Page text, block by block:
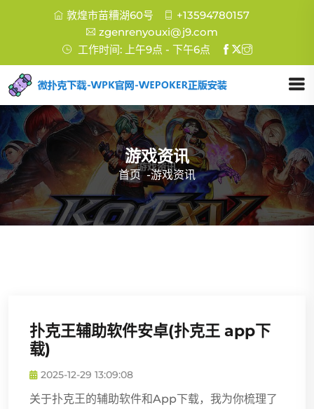
敦煌市苗糟湖60号
+13594780157
zgenrenyouxi@j9.com
工作时间: 上午9点 - 下午6点
游戏资讯
首页 -游戏资讯
扑克王辅助软件安卓(扑克王 app下
载)
2025-12-29 13:09:08
关于扑克王的辅助软件和App下载，我为你梳理了